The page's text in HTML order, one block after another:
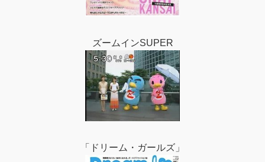
ズームインSUPER
「ドリーム・ガールズ」